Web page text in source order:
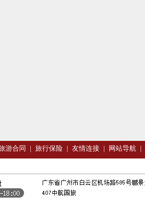
游合同 旅行保险 友情连接 网站导航